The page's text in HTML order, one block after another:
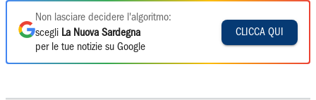
Non lasciare decidere l'algoritmo:
scegli La Nuova Sardegna
per le tue notizie su Google
CLICCA QUI